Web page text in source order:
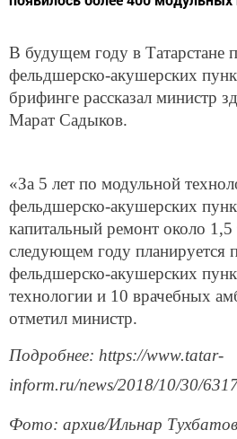
В будущем году в Татарстане
фельдшерско-акушерских
брифинге рассказал министр
Марат Садыков.
«За 5 лет по модульной
фельдшерско-акушерских
капитальный ремонт около
следующем году планируется
фельдшерско-акушерских
технологии и 10 врачебных
отметил министр.
Подробнее: https://www.tatar-
inform.ru/news/2018/10/30/
Фото: архив/Ильнар